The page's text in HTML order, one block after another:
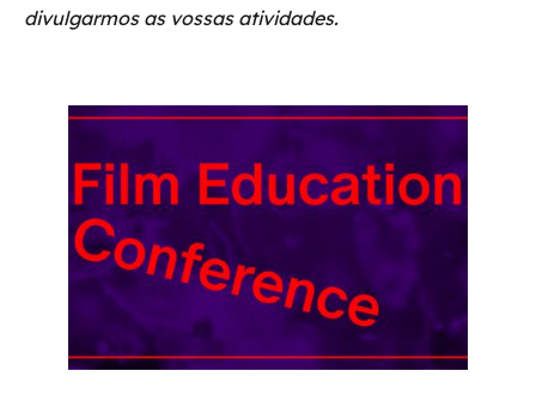
divulgarmos as vossas atividades.